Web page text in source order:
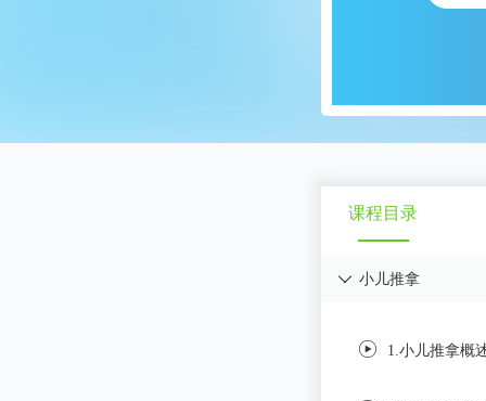
课程目录
小儿推拿

1.小儿推拿概